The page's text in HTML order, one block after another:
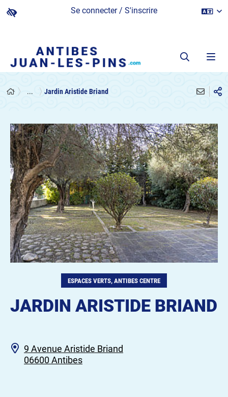
Se connecter / S'inscrire
... Jardin Aristide Briand
ESPACES VERTS, ANTIBES CENTRE
JARDIN ARISTIDE BRIAND
9 Avenue Aristide Briand
06600 Antibes